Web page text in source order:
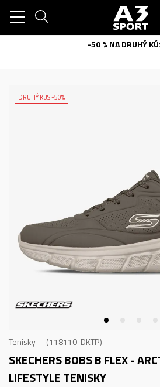
-50 % NA DRUHÝ
DRUHÝ KUS -50%
Tenisky 118110-DKTP
SKECHERS BOBS B FLEX -
LIFESTYLE TENISKY